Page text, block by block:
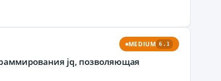
MEDIUM 6.1
jq, позволяющая